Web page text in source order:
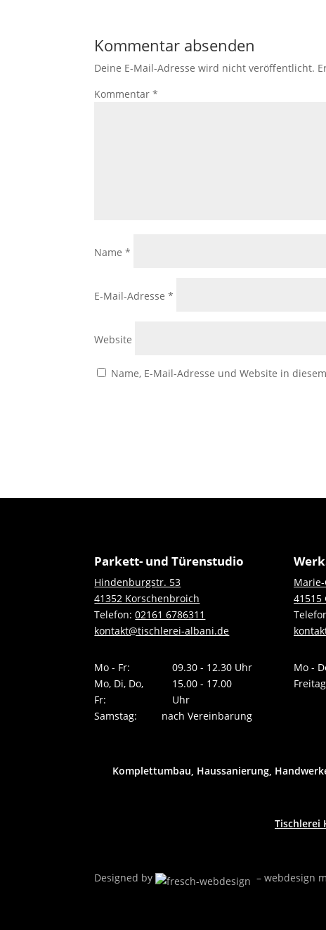
Kommentar absenden
Deine E-Mail-Adresse wird nicht veröffentlicht.
Kommentar*
Name*
E-Mail-Adresse*
Website
Name, E-Mail-Adresse und Website in
Parkett- und Türenstudio
Hindenburgstr. 53
41352 Korschenbroich
Telefon:02161 6786311
kontakt@tischlerei-albani.de
Mo - Fr:
09.30 - 12.30 Uhr
Mo, Di, Do,
Fr:
15.00 - 17.00
Uhr
Samstag:
nach Vereinbarung
41515
Mo -
Komplettumbau, Haussanierung,
Tischlerei
Designed by – webdesign